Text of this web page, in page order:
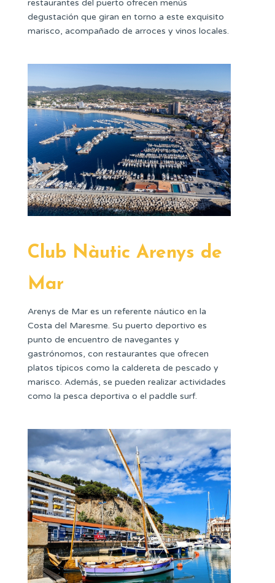
restaurantes del puerto ofrecen menús
degustación que giran en torno a este exquisito
marisco, acompañado de arroces y vinos locales.
Club Nàutic Arenys de
Mar
Arenys de Mar es un referente náutico en la
Costa del Maresme. Su puerto deportivo es
punto de encuentro de navegantes y
gastrónomos, con restaurantes que ofrecen
platos típicos como la caldereta de pescado y
marisco. Además, se pueden realizar actividades
como la pesca deportiva o el paddle surf.